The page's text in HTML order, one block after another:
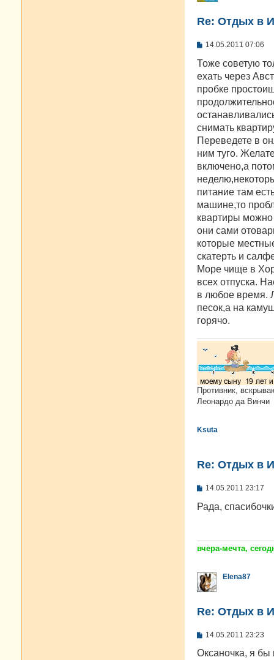
Re: Отдых в
С
о
щ
е
н
и
е
14.05.2011 07:06
Тоже советую
ехать через
пробке
снимать
Переведете в
ним туго.
включено,а
питание там
машине,то
квартиры можно
они сами
которые
скатерть и
Море чище в
всех отпуска.
в любое время.
песок,а на
горячо.
Противник,
Леонардо да Винчи
Ksuta
Re: Отдых в
С
о
н
и
14.05.2011 23:17
Рада,
вчера-мечта,
Elena87
Re: Отдых в
С
о
14.05.2011 23:23
Оксаночка, я бы